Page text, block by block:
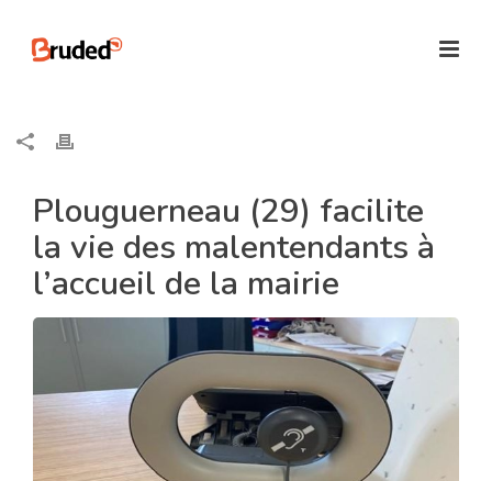
Plouguerneau (29) facilite
la vie des malentendants à
l’accueil de la mairie